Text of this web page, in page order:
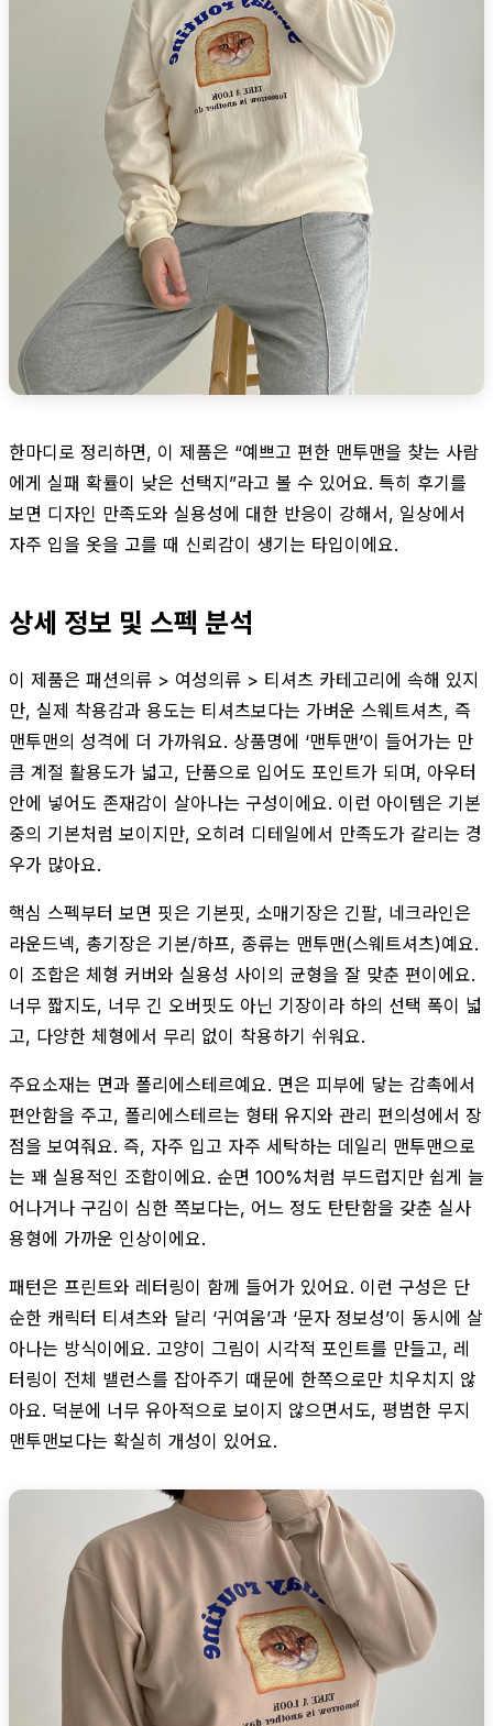
한마디로 정리하면, 이 제품은 “예쁘고 편한 맨투맨을 찾는 사람
에게 실패 확률이 낮은 선택지”라고 볼 수 있어요. 특히 후기를
보면 디자인 만족도와 실용성에 대한 반응이 강해서, 일상에서
자주 입을 옷을 고를 때 신뢰감이 생기는 타입이에요.
상세 정보 및 스펙 분석
이 제품은 패션의류 > 여성의류 > 티셔츠 카테고리에 속해 있지
만, 실제 착용감과 용도는 티셔츠보다는 가벼운 스웨트셔츠, 즉
맨투맨의 성격에 더 가까워요. 상품명에 ‘맨투맨’이 들어가는 만
큼 계절 활용도가 넓고, 단품으로 입어도 포인트가 되며, 아우터
안에 넣어도 존재감이 살아나는 구성이에요. 이런 아이템은 기본
중의 기본처럼 보이지만, 오히려 디테일에서 만족도가 갈리는 경
우가 많아요.
핵심 스펙부터 보면 핏은 기본핏, 소매기장은 긴팔, 네크라인은
라운드넥, 총기장은 기본/하프, 종류는 맨투맨(스웨트셔츠)예요.
이 조합은 체형 커버와 실용성 사이의 균형을 잘 맞춘 편이에요.
너무 짧지도, 너무 긴 오버핏도 아닌 기장이라 하의 선택 폭이 넓
고, 다양한 체형에서 무리 없이 착용하기 쉬워요.
주요소재는 면과 폴리에스테르예요. 면은 피부에 닿는 감촉에서
편안함을 주고, 폴리에스테르는 형태 유지와 관리 편의성에서 장
점을 보여줘요. 즉, 자주 입고 자주 세탁하는 데일리 맨투맨으로
는 꽤 실용적인 조합이에요. 순면 100%처럼 부드럽지만 쉽게 늘
어나거나 구김이 심한 쪽보다는, 어느 정도 탄탄함을 갖춘 실사
용형에 가까운 인상이에요.
패턴은 프린트와 레터링이 함께 들어가 있어요. 이런 구성은 단
순한 캐릭터 티셔츠와 달리 ‘귀여움’과 ‘문자 정보성’이 동시에 살
아나는 방식이에요. 고양이 그림이 시각적 포인트를 만들고, 레
터링이 전체 밸런스를 잡아주기 때문에 한쪽으로만 치우치지 않
아요. 덕분에 너무 유아적으로 보이지 않으면서도, 평범한 무지
맨투맨보다는 확실히 개성이 있어요.